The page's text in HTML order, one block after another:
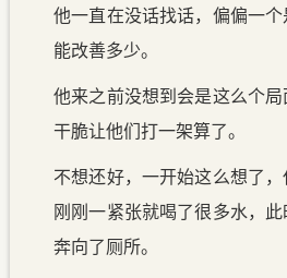
他一直在没话找话，偏偏一
能改善多少。
他来之前没想到会是这么个
干脆让他们打一架算了。
不想还好，一开始这么想了
刚刚一紧张就喝了很多水，
奔向了厕所。